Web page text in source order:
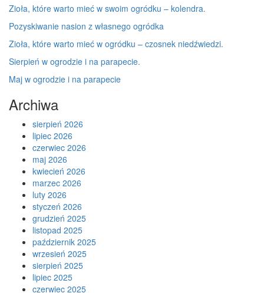
Zioła, które warto mieć w swoim ogródku – kolendra.
Pozyskiwanie nasion z własnego ogródka
Zioła, które warto mieć w ogródku – czosnek niedźwiedzi.
Sierpień w ogrodzie i na parapecie.
Maj w ogrodzie i na parapecie
Archiwa
sierpień 2026
lipiec 2026
czerwiec 2026
maj 2026
kwiecień 2026
marzec 2026
luty 2026
styczeń 2026
grudzień 2025
listopad 2025
październik 2025
wrzesień 2025
sierpień 2025
lipiec 2025
czerwiec 2025